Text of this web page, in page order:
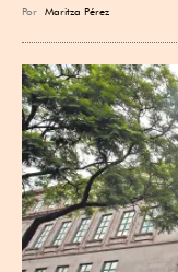
Por Maritza Pérez